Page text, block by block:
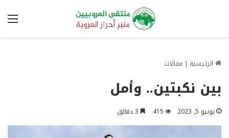
الرئيسية | مقالات
بين نكبتين.. وأمل
يونيو 5, 2023 415